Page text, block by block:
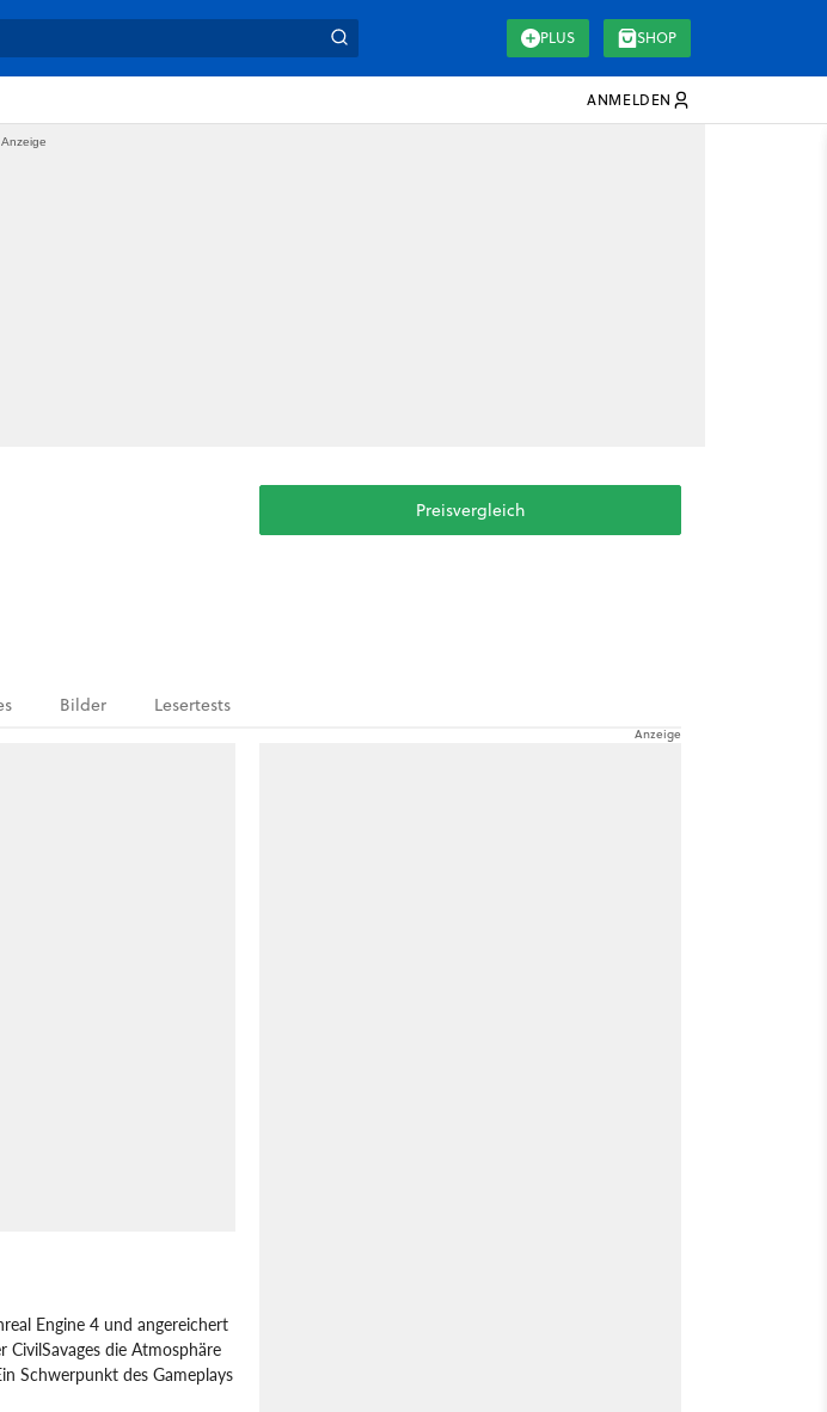
PLUS SHOP
ANMELDEN
Preisvergleich
Bilder Lesertests
Engine 4 und angereichert
CivilSavages die Atmosphäre
Schwerpunkt des Gameplays